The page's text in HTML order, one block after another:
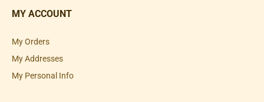
MY ACCOUNT
My Orders
My Addresses
My Personal Info